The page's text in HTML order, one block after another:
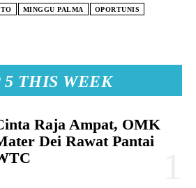
5 THIS WEEK
Raja Ampat, OMK
Dei Rawat Pantai
MINGGU PALMA OPORTUNIS